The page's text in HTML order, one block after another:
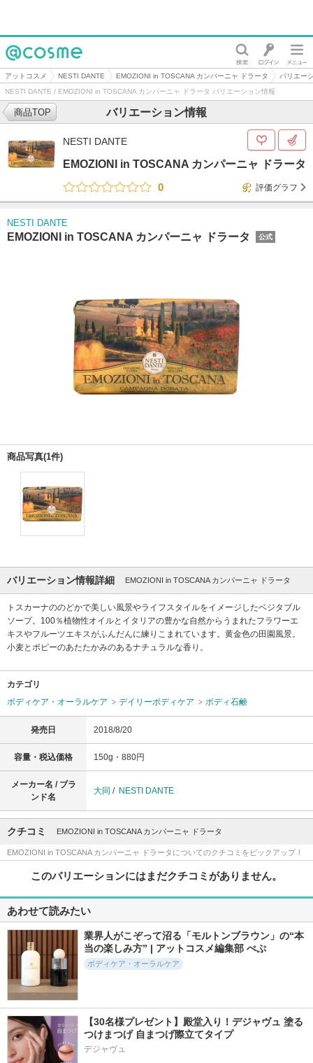
@cosme
アットコスメ NESTI DANTE EMOZIONI in TOSCANA カンパーニャ ドラータ
バリエー
NESTI DANTE / EMOZIONI in TOSCANA カンパーニャ ドラータ バリエーション情報
バリエーション情報
商品TOP
NESTI DANTE
EMOZIONI in TOSCANA カンパーニャ ドラータ
0
評価グラフ
NESTI DANTE
EMOZIONI in TOSCANA カンパーニャ ドラータ 公式
商品写真(1件)
バリエーション情報詳細 EMOZIONI in TOSCANA カンパーニャ ドラータ
トスカーナののどかで美しい風景やライフスタイルをイメージしたベジタブル
ソープ。100％植物性オイルとイタリアの豊かな自然からうまれたフラワーエ
キスやフルーツエキスがふんだんに練りこまれています。黄金色の田園風景。
小麦とポピーのあたたかみのあるナチュラルな香り。
カテゴリ
ボディケア・オーラルケア
デイリーボディケア ボディ石鹸
発売日 2018/8/20
容量・税込価格 150g・880円
メーカー名 / ブラ
ンド名
大同 / NESTI DANTE
クチコミ EMOZIONI in TOSCANA カンパーニャ ドラータ
EMOZIONI in TOSCANA カンパーニャ ドラータについてのクチコミをピックアップ！
このバリエーションにはまだクチコミがありません。
あわせて読みたい
業界人がこぞって沼る「モルトンブラウン」の“本
当の楽しみ方” | アットコスメ編集部 ぺぷ
ボディケア・オーラルケア
【30名様プレゼント】殿堂入り！デジャヴュ 塗る
つけまつげ 自まつげ際立てタイプ
デジャヴュ